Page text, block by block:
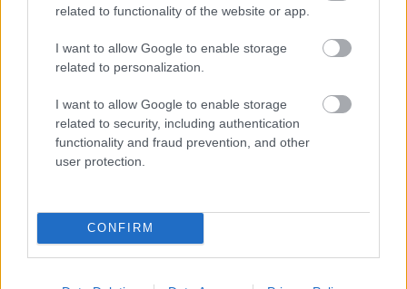
related to functionality of the website or app.
I want to allow Google to enable storage
related to personalization.
I want to allow Google to enable storage
related to security, including authentication
functionality and fraud prevention, and other
user protection.
CONFIRM
Ha esik, ha fúj
2014. 08. 15. |Csímár Kamilla
szerencsénk végigbulizni, de idén úgy fest, elkerülhetetlen
lesz a dagonya. Íme a mentőöv a Sziget-özönvízben!